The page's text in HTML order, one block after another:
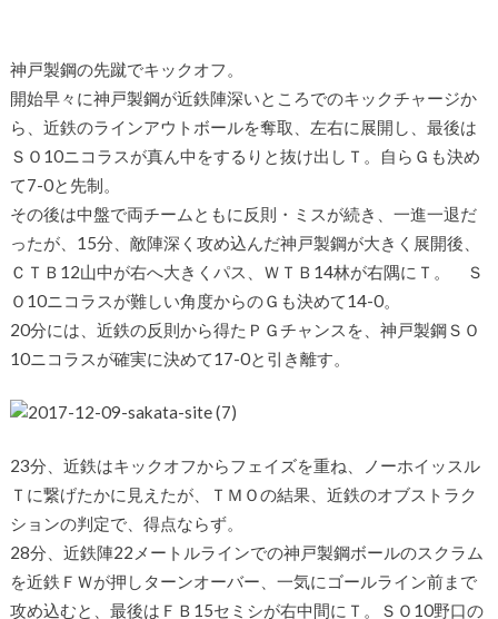
神戸製鋼の先蹴でキックオフ。
開始早々に神戸製鋼が近鉄陣深いところでのキックチャージか
ら、近鉄のラインアウトボールを奪取、左右に展開し、最後は
ＳＯ10ニコラスが真ん中をするりと抜け出しＴ。自らＧも決め
て7-0と先制。
その後は中盤で両チームともに反則・ミスが続き、一進一退だ
ったが、15分、敵陣深く攻め込んだ神戸製鋼が大きく展開後、
ＣＴＢ12山中が右へ大きくパス、ＷＴＢ14林が右隅にＴ。 Ｓ
Ｏ10ニコラスが難しい角度からのＧも決めて14-0。
20分には、近鉄の反則から得たＰＧチャンスを、神戸製鋼ＳＯ
10ニコラスが確実に決めて17-0と引き離す。
23分、近鉄はキックオフからフェイズを重ね、ノーホイッスル
Ｔに繋げたかに見えたが、ＴＭＯの結果、近鉄のオブストラク
ションの判定で、得点ならず。
28分、近鉄陣22メートルラインでの神戸製鋼ボールのスクラム
を近鉄ＦＷが押しターンオーバー、一気にゴールライン前まで
攻め込むと、最後はＦＢ15セミシが右中間にＴ。ＳＯ10野口の